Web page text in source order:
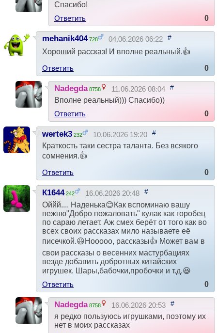
Спасибо!
Ответить
0
mehanik404 728 04.06.2026 06:22 #
Хороший рассказ! И вполне реальный.👍
Ответить
0
Nadegda 8758 11.06.2026 08:04 #
Вполне реальный))) Спасибо))
Ответить
0
wertek3 232 10.06.2026 19:20 #
Краткость таки сестра таланта. Без всякого
сомнения.👍
Ответить
0
К1644 242 16.06.2026 20:48 #
Оййй.... Наденька😊Как вспоминаю вашу
пежню"Добро пожаловать" кулак как горобец
по сараю летает. Аж смех берёт от того как во
всех своих рассказах мило называете её
писечкой.😃Нооооо, рассказы👍 Может вам в
свои рассказы о весенних мастурбациях
везде добавить добротных китайских
игрушек. Шары,бабочки,пробочки и т.д.😆
Ответить
0
Nadegda 8758 16.06.2026 20:53 #
я редко пользуюсь игрушками, поэтому их
нет в моих рассказах